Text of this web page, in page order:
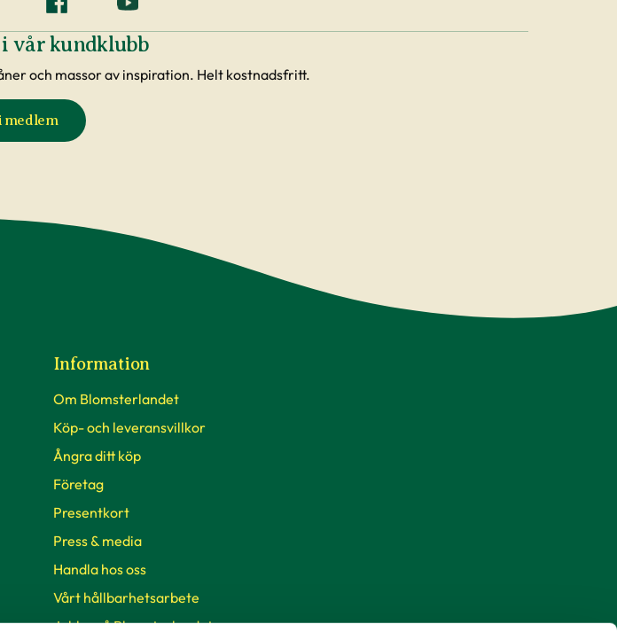
vår kundklubb
och massor av inspiration. Helt kostnadsfritt.
medlem
Information
Om Blomsterlandet
Köp- och leveransvillkor
Ångra ditt köp
Företag
Presentkort
Press & media
Handla hos oss
Vårt hållbarhetsarbete
Jobba på Blomsterlandet